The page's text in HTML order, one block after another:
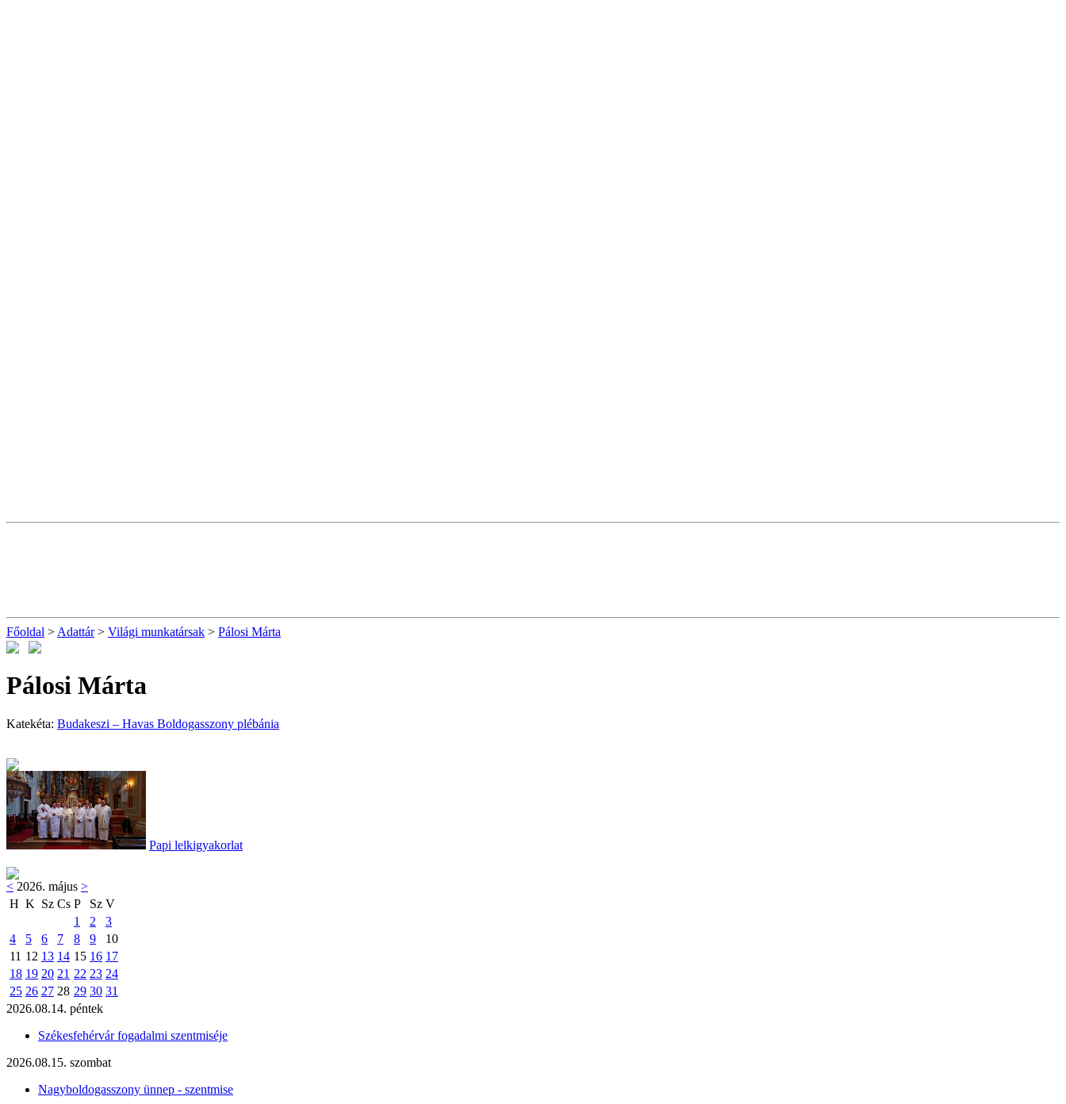
Főoldal > Adattár> Világi munkatársak > Pálosi Márta
Pálosi Márta
Katekéta: Budakeszi – Havas Boldogasszony plébánia
Papi lelkigyakorlat
< 2026. május >
H K Sz Cs P Sz V
1
2
3
4
5 6 7 8 9
10
11 12 13 14 15 16 17
18 19 20 21 22 23 24
25 26 27 28 29 30 31
2026.08.14. péntek
Székesfehérvár fogadalmi szentmiséje
2026.08.15. szombat
Nagyboldogasszony ünnep - szentmise